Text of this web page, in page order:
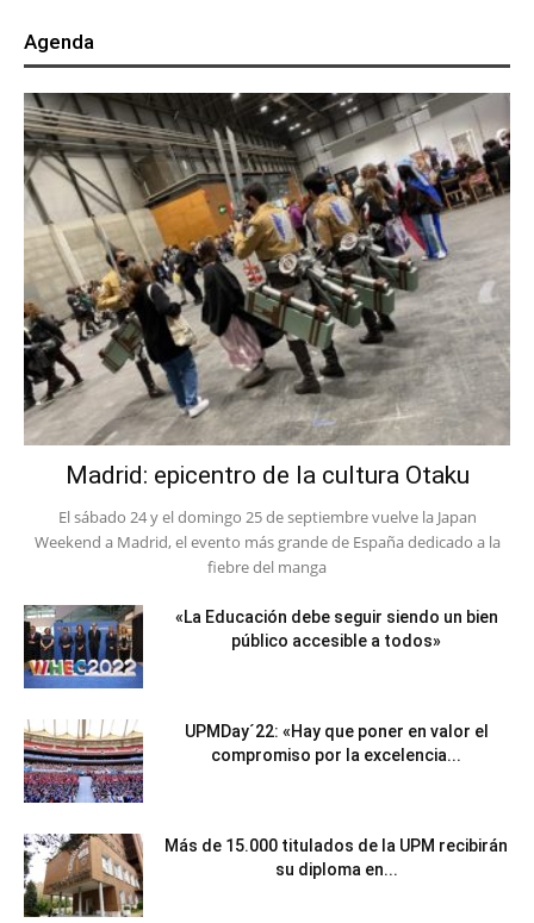
Agenda
Madrid: epicentro de la cultura Otaku
El sábado 24 y el domingo 25 de septiembre vuelve la Japan
Weekend a Madrid, el evento más grande de España dedicado a la
fiebre del manga
«La Educación debe seguir siendo un bien
público accesible a todos»
UPMDay´22: «Hay que poner en valor el
compromiso por la excelencia...
Más de 15.000 titulados de la UPM recibirán
su diploma en...